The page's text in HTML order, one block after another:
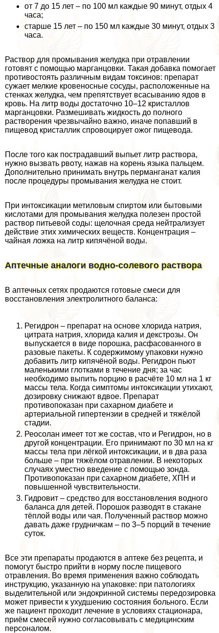
от 7 до 15 лет – по 100 мл каждые 90 минут, отдых 4
часа;
старше 15 лет – по 150 мл каждые 30 минут, отдых 3
часа.
Раствор для промывания желудка при отравлении
готовят с помощью марганцовки. Такая добавка помогает
противостоять различным видам токсинов: препарат
сужает мелкие кровеносные сосуды, расположенные на
стенках желудка, чем препятствует всасыванию ядов в
кровь. На литр воды достаточно 10–12 кристаллов
марганцовки. Размешивать жидкость до полного
растворения чрезвычайно важно, иначе попавший в
пищевод кристаллик спровоцирует ожог пищевода.
После того как пострадавший выпьет литр раствора,
нужно вызвать рвоту, нажав на корень языка пальцем.
Дополнительно принимать внутрь перманганат калия
после процедуры промывания желудка не стоит.
При интоксикации метиловым спиртом или бытовыми
кислотами для промывания желудка полезен простой
раствор питьевой соды: щелочная среда нейтрализует
действие этих химических веществ. Концентрация –
чайная ложка на литр кипячёной воды.
Аптечные аналоги водно-солевого раствора
В аптечных сетях продаются готовые смеси для
восстановления электролитного баланса:
Регидрон – препарат на основе хлорида натрия,
цитрата натрия, хлорида калия и декстрозы. Он
выпускается в виде порошка, расфасованного в
разовые пакеты. К содержимому упаковки нужно
добавить литр кипячёной воды. Регидрон пьют
маленькими глотками в течение дня; за час
необходимо выпить порцию в расчёте 10 мл на 1 кг
массы тела. Когда симптомы интоксикации утихают,
дозировку снижают вдвое. Препарат
противопоказан при сахарном диабете и
артериальной гипертензии в средней и тяжёлой
стадии.
Реосолан имеет тот же состав, что и Регидрон, но в
другой концентрации. Его принимают по 30 мл на кг
массы тела при лёгкой интоксикации, и в два раза
больше – при тяжёлом отравлении. В некоторых
случаях уместно введение с помощью зонда.
Противопоказан при сахарном диабете, ХПН и
повышенной чувствительности.
Гидровит – средство для восстановления водного
баланса для детей. Порошок разводят в стакане
тёплой воды или чая. Полученный раствор можно
давать даже грудничкам – по 3–5 порций в течение
суток.
Все эти препараты продаются в аптеке без рецепта, и
помогут быстро прийти в норму после пищевого
отравления. Во время применения важно соблюдать
инструкцию, указанную на упаковке: при патологиях
выделительной или эндокринной системы передозировка
может привести к ухудшению состояния больного. Если
же пациент проходит лечение в условиях стационара,
приём смесей нужно согласовывать с медицинским
персоналом.